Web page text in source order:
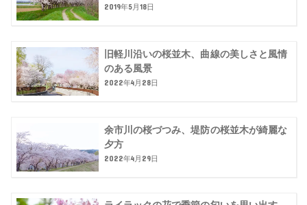
2019年5月18日
旧軽川沿いの桜並木、曲線の美しさと風情
のある風景
2022年4月28日
余市川の桜づつみ、堤防の桜並木が綺麗な
夕方
2022年4月29日